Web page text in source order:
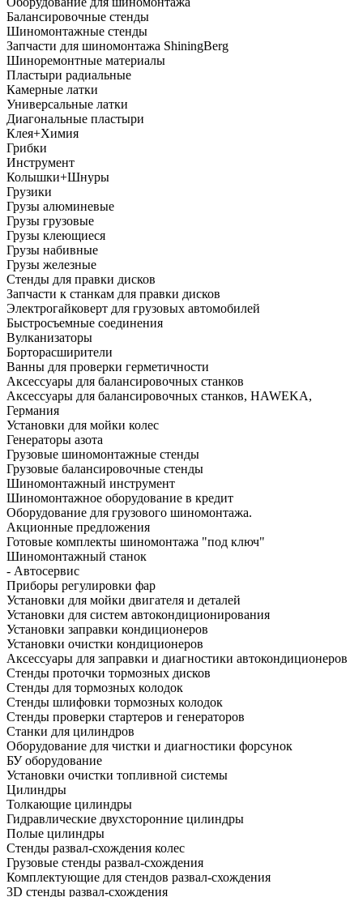
Балансировочные стенды
Шиномонтажные стенды
Запчасти для шиномонтажа ShiningBerg
Шиноремонтные материалы
Пластыри радиальные
Камерные латки
Универсальные латки
Диагональные пластыри
Клея+Химия
Грибки
Инструмент
Колышки+Шнуры
Грузики
Грузы алюминевые
Грузы грузовые
Грузы клеющиеся
Грузы набивные
Грузы железные
Стенды для правки дисков
Запчасти к станкам для правки дисков
Электрогайковерт для грузовых автомобилей
Быстросъемные соединения
Вулканизаторы
Борторасширители
Ванны для проверки герметичности
Аксессуары для балансировочных станков
Аксессуары для балансировочных станков, HAWEKA,
Германия
Установки для мойки колес
Генераторы азота
Грузовые шиномонтажные стенды
Грузовые балансировочные стенды
Шиномонтажный инструмент
Шиномонтажное оборудование в кредит
Оборудование для грузового шиномонтажа.
Акционные предложения
Готовые комплекты шиномонтажа "под ключ"
Шиномонтажный станок
- Автосервис
Приборы регулировки фар
Установки для мойки двигателя и деталей
Установки для систем автокондиционирования
Установки заправки кондиционеров
Установки очистки кондиционеров
Аксессуары для заправки и диагностики автокондиционеров
Стенды проточки тормозных дисков
Стенды для тормозных колодок
Стенды шлифовки тормозных колодок
Стенды проверки стартеров и генераторов
Станки для цилиндров
Оборудование для чистки и диагностики форсунок
БУ оборудование
Установки очистки топливной системы
Цилиндры
Толкающие цилиндры
Гидравлические двухсторонние цилиндры
Полые цилиндры
Стенды развал-схождения колес
Грузовые стенды развал-схождения
Комплектующие для стендов развал-схождения
3D стенды развал-схождения